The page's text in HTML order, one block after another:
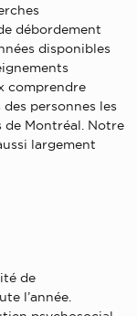
débordement
disponibles
comprendre
personnes les
de Montréal. Notre
largement
de
l’année.